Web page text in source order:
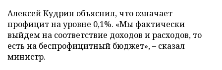
Алексей Кудрин объяснил, что означает
профицит на уровне 0,1%. «Мы фактически
выйдем на соответствие доходов и расходов, то
есть на беспрофицитный бюджет», – сказал
министр.